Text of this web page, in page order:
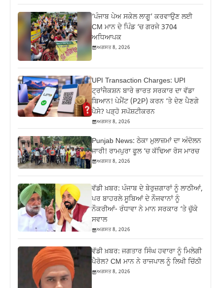
‘ਪੰਜਾਬ ਪੇਅ ਸਕੇਲ ਲਾਗੂ’ ਕਰਵਾਉਣ ਲਈ
CM ਮਾਨ ਦੇ ਪਿੰਡ ‘ਚ ਗਰਜੇ 3704
ਅਧਿਆਪਕ
ਅਗਸਤ 8, 2026
UPI Transaction Charges: UPI
ਟ੍ਰਾਂਜੈਕਸ਼ਨ ਬਾਰੇ ਭਾਰਤ ਸਰਕਾਰ ਦਾ ਵੱਡਾ
ਬਿਆਨ! ਪੇਮੈਂਟ (P2P) ਕਰਨ ‘ਤੇ ਦੇਣ ਪੈਣਗੇ
ਪੈਸੇ? ਪੜ੍ਹੋ ਸਪੱਸ਼ਟੀਕਰਨ
ਅਗਸਤ 8, 2026
Punjab News: ਠੇਕਾ ਮੁਲਾਜ਼ਮਾਂ ਦਾ ਅੰਦੋਲਨ
ਜਾਰੀ! ਰਾਮਪੁਰਾ ਫੂਲ ‘ਚ ਕੱਢਿਆ ਰੋਸ ਮਾਰਚ
ਅਗਸਤ 8, 2026
ਵੱਡੀ ਖ਼ਬਰ: ਪੰਜਾਬ ਦੇ ਬੇਰੁਜ਼ਗਾਰਾਂ ਨੂੰ ਲਾਠੀਆਂ,
ਪਰ ਬਾਹਰਲੇ ਸੂਬਿਆਂ ਦੇ ਨੌਜਵਾਨਾਂ ਨੂੰ
ਨੌਕਰੀਆਂ- ਰੰਧਾਵਾ ਨੇ ਮਾਨ ਸਰਕਾਰ ‘ਤੇ ਚੁੱਕੇ
ਸਵਾਲ
ਅਗਸਤ 8, 2026
ਵੱਡੀ ਖ਼ਬਰ: ਜਗਤਾਰ ਸਿੰਘ ਹਵਾਰਾ ਨੂੰ ਮਿਲੇਗੀ
ਪੈਰੋਲ? CM ਮਾਨ ਨੇ ਰਾਜਪਾਲ ਨੂੰ ਲਿਖੀ ਚਿੱਠੀ
ਅਗਸਤ 8, 2026